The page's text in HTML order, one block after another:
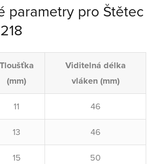
parametry pro Štětec
Tloušťka
(mm)
Viditelná délka
vláken (mm)
11 46
13 46
15 50